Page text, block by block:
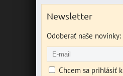
Newsletter
Odoberať naše novinky:
Chcem sa prihlásiť k